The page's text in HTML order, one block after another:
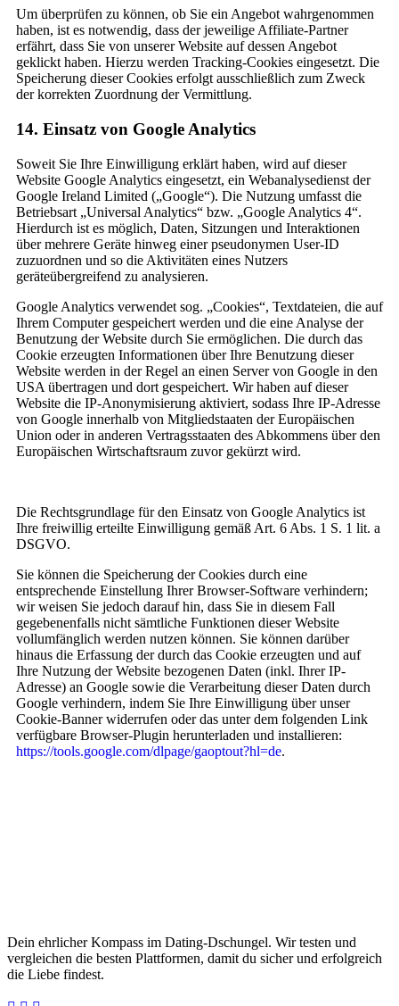
Um überprüfen zu können, ob Sie ein Angebot wahrgenommen
haben, ist es notwendig, dass der jeweilige Affiliate-Partner
erfährt, dass Sie von unserer Website auf dessen Angebot
geklickt haben. Hierzu werden Tracking-Cookies eingesetzt. Die
Speicherung dieser Cookies erfolgt ausschließlich zum Zweck
der korrekten Zuordnung der Vermittlung.
14. Einsatz von Google Analytics
Soweit Sie Ihre Einwilligung erklärt haben, wird auf dieser
Website Google Analytics eingesetzt, ein Webanalysedienst der
Google Ireland Limited („Google“). Die Nutzung umfasst die
Betriebsart „Universal Analytics“ bzw. „Google Analytics 4“.
Hierdurch ist es möglich, Daten, Sitzungen und Interaktionen
über mehrere Geräte hinweg einer pseudonymen User-ID
zuzuordnen und so die Aktivitäten eines Nutzers
geräteübergreifend zu analysieren.
Google Analytics verwendet sog. „Cookies“, Textdateien, die auf
Ihrem Computer gespeichert werden und die eine Analyse der
Benutzung der Website durch Sie ermöglichen. Die durch das
Cookie erzeugten Informationen über Ihre Benutzung dieser
Website werden in der Regel an einen Server von Google in den
USA übertragen und dort gespeichert. Wir haben auf dieser
Website die IP-Anonymisierung aktiviert, sodass Ihre IP-Adresse
von Google innerhalb von Mitgliedstaaten der Europäischen
Union oder in anderen Vertragsstaaten des Abkommens über den
Europäischen Wirtschaftsraum zuvor gekürzt wird.
Die Rechtsgrundlage für den Einsatz von Google Analytics ist
Ihre freiwillig erteilte Einwilligung gemäß Art. 6 Abs. 1 S. 1 lit. a
DSGVO.
Sie können die Speicherung der Cookies durch eine
entsprechende Einstellung Ihrer Browser-Software verhindern;
wir weisen Sie jedoch darauf hin, dass Sie in diesem Fall
gegebenenfalls nicht sämtliche Funktionen dieser Website
vollumfänglich werden nutzen können. Sie können darüber
hinaus die Erfassung der durch das Cookie erzeugten und auf
Ihre Nutzung der Website bezogenen Daten (inkl. Ihrer IP-
Adresse) an Google sowie die Verarbeitung dieser Daten durch
Google verhindern, indem Sie Ihre Einwilligung über unser
Cookie-Banner widerrufen oder das unter dem folgenden Link
verfügbare Browser-Plugin herunterladen und installieren:
https://tools.google.com/dlpage/gaoptout?hl=de.
Dein ehrlicher Kompass im Dating-Dschungel. Wir testen und
vergleichen die besten Plattformen, damit du sicher und erfolgreich
die Liebe findest.